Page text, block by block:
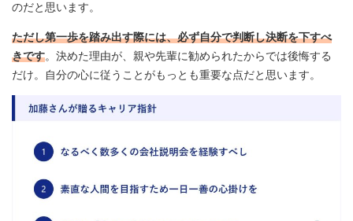
のだと思います。
ただし第一歩を踏み出す際には、必ず自分で判断し決断を下すべ
きです。決めた理由が、親や先輩に勧められたからでは後悔する
だけ。自分の心に従うことがもっとも重要な点だと思います。